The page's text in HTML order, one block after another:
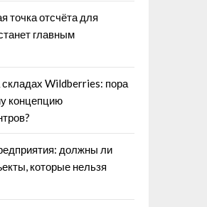
точка отсчёта для
главным
Wildberries: пора
концепцию
должны ли
которые нельзя